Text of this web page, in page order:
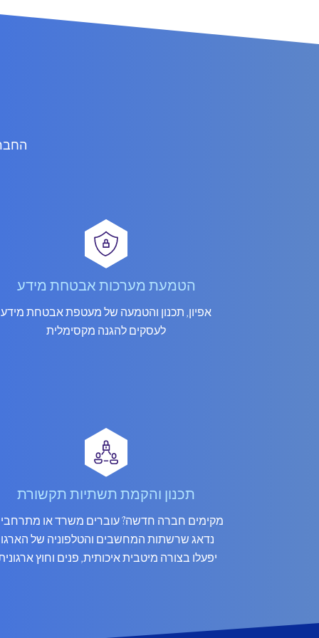
הטמעת מערכות אבטחת מידע
אפיון, תכנון והטמעה של מעטפת אבטחת מידע
לעסקים להגנה מקסימלית
תכנון והקמת תשתיות תקשורת
מקימים חברה חדשה? עוברים משרד או
נדאג שרשתות המחשבים והטלפוניה של
יפעלו בצורה מיטבית איכותית, פנים וחוץ